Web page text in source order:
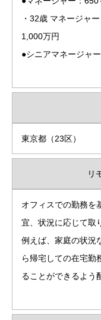
・32歳 マネージャ
1,000万円
●シニアマネージャ
東京都（23区）
リ
オフィスでの勤務を
宜、状況に応じて取
例えば、家庭の状況
ら帰宅しての在宅勤
ることができるよう